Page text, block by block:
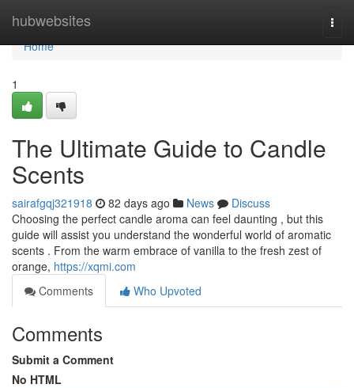
hubwebsites
Home
Home
1
The Ultimate Guide to Candle
Scents
sairafgqj321918 82 days ago News
Discuss
Choosing the perfect candle aroma can feel daunting , but this
guide will assist you understand the wonderful world of aromatic
scents . From the warm embrace of vanilla to the fresh zest of
orange, https://xqmi.com
Comments
Who Upvoted
Comments
Submit a Comment
No HTML